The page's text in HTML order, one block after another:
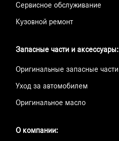
Сервисное обслуживание
Кузовной ремонт
Запасные части и аксессуары:
Оригинальные запасные части
Уход за автомобилем
Оригинальное масло
О компании: